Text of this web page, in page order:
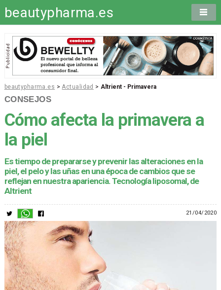
beautypharma.es
beautypharma.es >Actualidad >Altrient - Primavera
CONSEJOS
Cómo afecta la primavera a
la piel
Es tiempo de prepararse y prevenir las alteraciones en la
piel, el pelo y las uñas en una época de cambios que se
reflejan en nuestra apariencia. Tecnología liposomal, de
Altrient
21/04/2020